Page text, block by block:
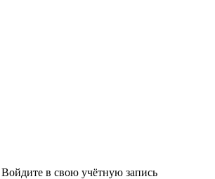
в свою учётную запись